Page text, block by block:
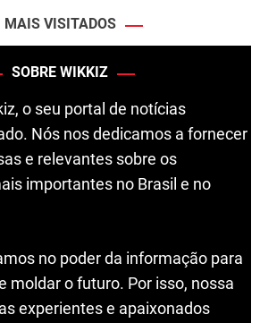
MAIS VISITADOS
SOBRE WIKKIZ
o seu portal de notícias
Nós nos dedicamos a fornecer
e relevantes sobre os
importantes no Brasil e no
no poder da informação para
moldar o futuro. Por isso, nossa
experientes e apaixonados